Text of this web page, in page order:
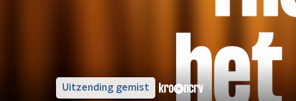
Uitzending gemist